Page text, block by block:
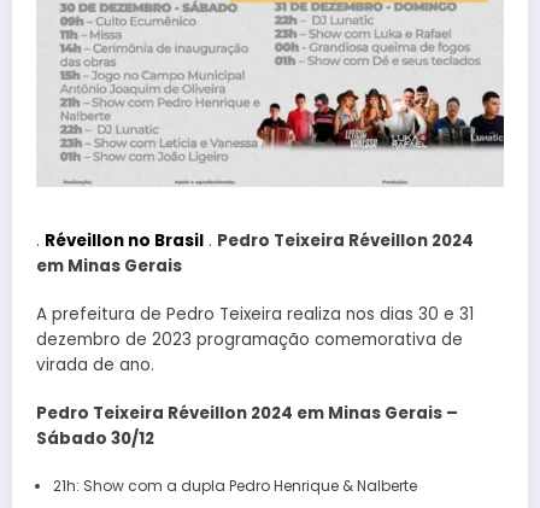
. Réveillon no Brasil . Pedro Teixeira Réveillon 2024
em Minas Gerais
A prefeitura de Pedro Teixeira realiza nos dias 30 e 31
dezembro de 2023 programação comemorativa de
virada de ano.
Pedro Teixeira Réveillon 2024 em Minas Gerais –
Sábado 30/12
21h: Show com a dupla Pedro Henrique & Nalberte